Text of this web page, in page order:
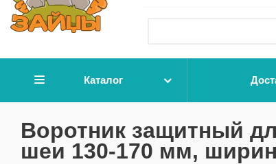
Каталог
Воротник защитный
шеи 130-170 мм,